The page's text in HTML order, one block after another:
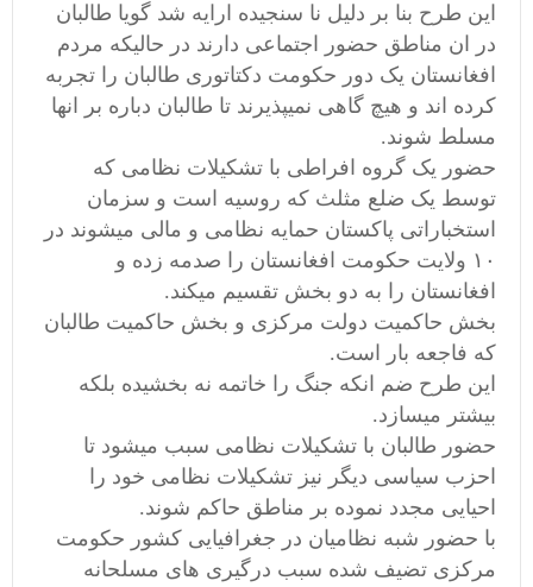
این طرح بنا بر دلیل نا سنجیده ارایه شد گویا طالبان
در ان مناطق حضور اجتماعی دارند در حالیکه مردم
افغانستان یک دور حکومت دکتاتوری طالبان را تجربه
کرده اند و هیچ گاهی نمیپذیرند تا طالبان دباره بر انها
مسلط شوند.
حضور یک گروه افراطی با تشکیلات نظامی که
توسط یک ضلع مثلث که روسیه است و سزمان
استخباراتی پاکستان حمایه نظامی و مالی میشوند در
۱۰ ولایت حکومت افغانستان را صدمه زده و
افغانستان را به دو بخش تقسیم میکند.
بخش حاکمیت دولت مرکزی و بخش حاکمیت طالبان
که فاجعه بار است.
این طرح ضم انکه جنگ را خاتمه نه بخشیده بلکه
بیشتر میسازد.
حضور طالبان با تشکیلات نظامی سبب میشود تا
احزب سیاسی دیگر نیز تشکیلات نظامی خود را
احیایی مجدد نموده بر مناطق حاکم شوند.
با حضور شبه نظامیان در جغرافیایی کشور حکومت
مرکزی تضیف شده سبب درگیری های مسلحانه